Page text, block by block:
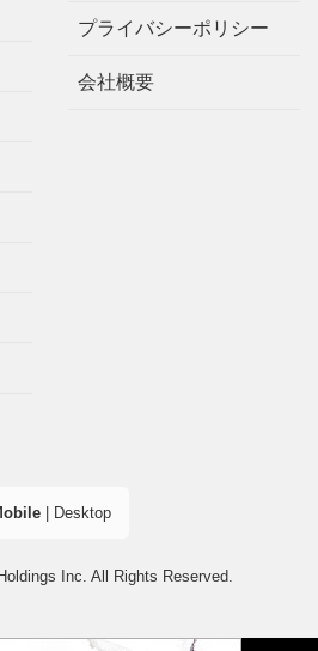
プライバシーポリシー
会社概要
| Desktop
Inc. All Rights Reserved.